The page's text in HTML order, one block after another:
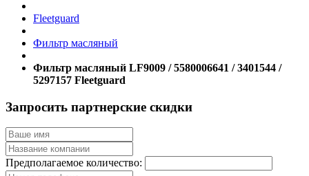
Fleetguard
Фильтр масляный
Фильтр масляный LF9009 / 5580006641 / 3401544 /
5297157 Fleetguard
Запросить партнерские скидки
Предполагаемое количество: